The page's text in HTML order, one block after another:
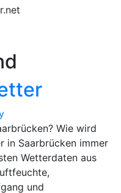
Wie wird
in Saarbrücken immer
Wetterdaten aus
und